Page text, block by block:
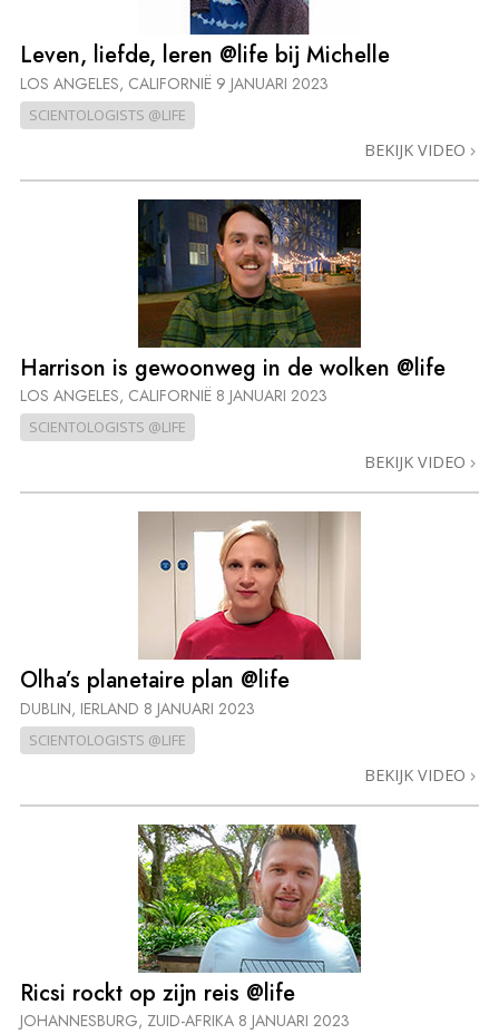
Leven, liefde, leren @life bij Michelle
LOS ANGELES, CALIFORNIË 9 JANUARI 2023
SCIENTOLOGISTS @LIFE
BEKIJK VIDEO
Harrison is gewoonweg in de wolken @life
LOS ANGELES, CALIFORNIË 8 JANUARI 2023
SCIENTOLOGISTS @LIFE
BEKIJK VIDEO
Olha’s planetaire plan @life
DUBLIN, IERLAND 8 JANUARI 2023
SCIENTOLOGISTS @LIFE
BEKIJK VIDEO
Ricsi rockt op zijn reis @life
JOHANNESBURG, ZUID-AFRIKA 8 JANUARI 2023